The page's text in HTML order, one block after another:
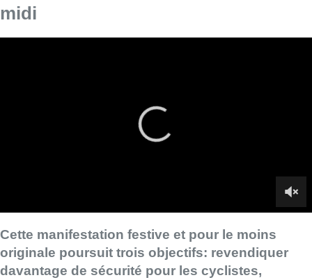
midi
l’environnement et défendre la liberté corporelle.
la capitale lors de la 20e édition de la Cyclonudista. Le vélo
Belgique, où“les villes et les routes ont de plus en plus de mal
organisateurs. Pour encourager les citoyens à se déplacer
quotidiennement en deux-roues, des aménagements sécurisés
sont dès lors essentiels.“Ces dernières années, il y a quand